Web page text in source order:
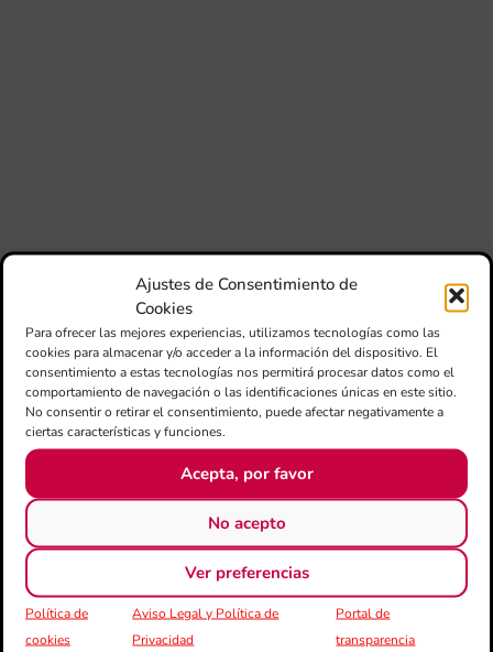
Ajustes de Consentimiento de
Cookies
Para ofrecer las mejores experiencias, utilizamos tecnologías como las
cookies para almacenar y/o acceder a la información del dispositivo. El
consentimiento a estas tecnologías nos permitirá procesar datos como el
comportamiento de navegación o las identificaciones únicas en este sitio.
No consentir o retirar el consentimiento, puede afectar negativamente a
ciertas características y funciones.
Acepta, por favor
No acepto
Ver preferencias
Política de
cookies
Aviso Legal y Política de
Privacidad
Portal de
transparencia
CATEGORÍAS
50 Aniversari